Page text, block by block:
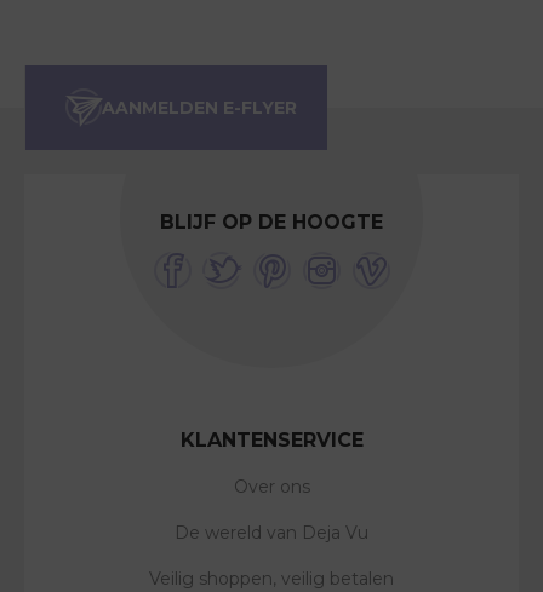
BLIJF OP DE HOOGTE
KLANTENSERVICE
Over ons
De wereld van Deja Vu
Veilig shoppen, veilig betalen